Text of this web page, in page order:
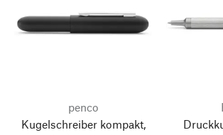
penco
Kugelschreiber kompakt,